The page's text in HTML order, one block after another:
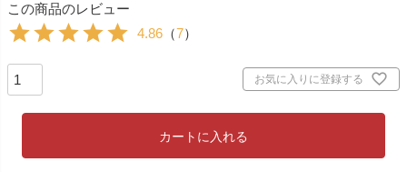
この商品のレビュー
4.86 （7）
お気に入りに登録する
カートに入れる